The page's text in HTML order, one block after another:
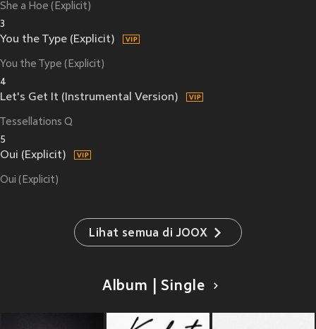
She a Hoe (Explicit)
3
You the Type (Explicit)
You the Type (Explicit)
4
Let's Get It (Instrumental Version)
Tessellations Q
5
Oui (Explicit)
Oui (Explicit)
Lihat semua di JOOX
Album | Single